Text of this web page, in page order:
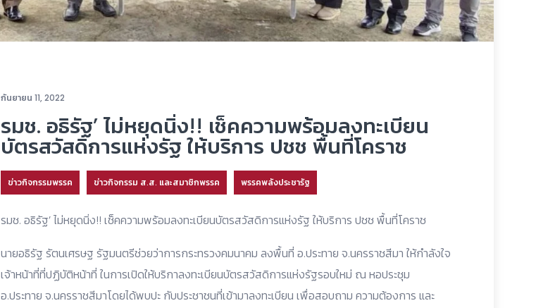
กันยายน 11, 2022
รมช. อธิรัฐ’ ไม่หยุดนิ่ง!! เช็คความพร้อมลงทะเบียน
บัตรสวัสดิการแห่งรัฐ ให้บริการ ปชช พื้นที่โคราช
ข่าวกิจกรรมพรรค ข่าวกิจกรรม ส.ส. และสมาชิกพรรค พรรคพลังประชารัฐ
รมช. อธิรัฐ’ ไม่หยุดนิ่ง!! เช็คความพร้อมลงทะเบียนบัตรสวัสดิการแห่งรัฐ ให้บริการ ปชช พื้นที่โคราช
นายอธิรัฐ รัตนเศรษฐ รัฐมนตรีช่วยว่าการกระทรวงคมนาคม ลงพื้นที่ อ.ประทาย จ.นครราชสีมา ให้กำลังใจ
เจ้าหน้าที่ที่ปฏิบัติหน้าที่ ในการเปิดให้บริกาลงทะเบียนบัตรสวัสดิการแห่งรัฐรอบใหม่ ณ หอประชุม
อ.ประทาย จ.นครราชสีมาโดยได้พบปะ กับประชาชนที่เข้ามาลงทะเบียน เพื่อสอบถาม ความต้องการ และ